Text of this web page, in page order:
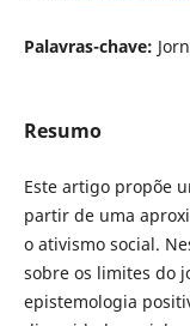
Palavras-chave:
Resumo
Este artigo propõe
partir de uma
o ativismo social.
sobre os limites do
epistemologia